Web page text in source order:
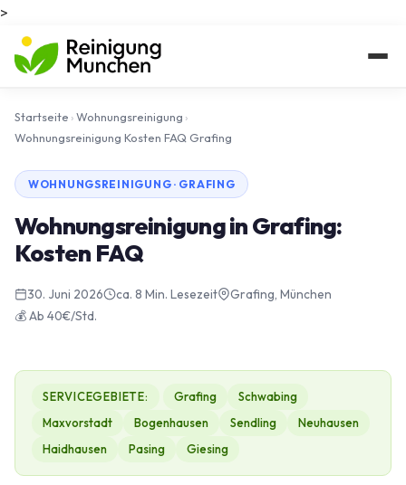
>
Startseite ›Wohnungsreinigung ›
Wohnungsreinigung Kosten FAQ Grafing
WOHNUNGSREINIGUNG · GRAFING
Wohnungsreinigung in Grafing:
Kosten FAQ
30. Juni 2026 ca. 8 Min. Lesezeit
Grafing, München
💰 Ab 40€/Std.
SERVICEGEBIETE: Grafing
Schwabing
Maxvorstadt
Bogenhausen Sendling
Neuhausen
Haidhausen
Pasing Giesing